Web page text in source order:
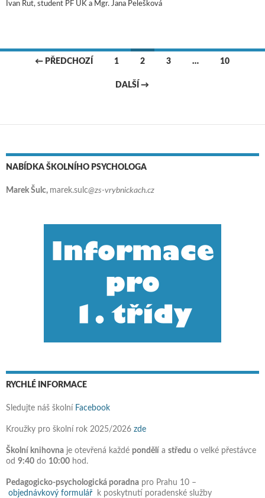
Ivan Rut, student PF UK a Mgr. Jana Pelešková
Navigace pro příspěvky
← PŘEDCHOZÍ 1 2 3 … 10
DALŠÍ →
NABÍDKA ŠKOLNÍHO PSYCHOLOGA
Marek Šulc, marek.sulc@zs-vrybnickach.cz
RYCHLÉ INFORMACE
Sledujte náš školní Facebook
Kroužky pro školní rok 2025/2026 zde
Školní knihovna je otevřená každé pondělí a středu o velké přestávce
od 9:40 do 10:00 hod.
Pedagogicko-psychologická poradna pro Prahu 10 –
objednávkový formulář k poskytnutí poradenské služby